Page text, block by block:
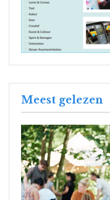
Meest gelezen